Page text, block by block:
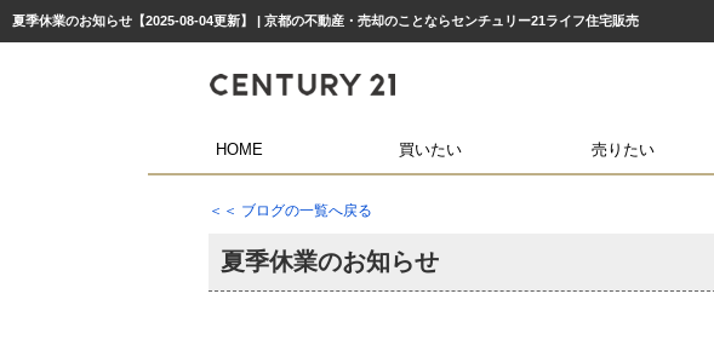
夏季休業のお知らせ【2025-08-04更新】 | 京都の不動産・売却のことならセンチュリー21ライフ住宅販売
HOME 買いたい 売りたい
＜＜ ブログの一覧へ戻る
夏季休業のお知らせ